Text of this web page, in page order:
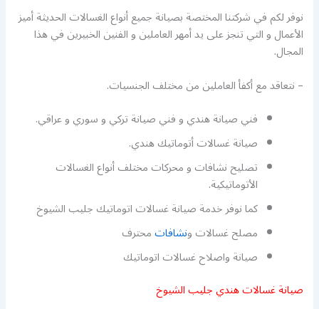
نوفر لكم في شركتنا المختصة بصيانة جميع أنواع الغسالات الحديثة أميز
الأعمال و التي تنجز على يد أمهر العاملين و الفنين الخبيرين في هذا
المجال.
– نتعاقد مع أكفأ العاملين من مختلف الجنسيات.
فني صيانة هندي و فني صيانة تركي و سوري و عراقي.
صيانة غسالات أتوماتيك هندي.
تصليح نشافات و محركات مختلف أنواع الغسالات
الأتوماتيكية.
كما نوفر خدمة صيانة غسالات اتوماتيك جليب الشيوخ
مصلح غسالات ونشافاتمحترف
صيانة واصلاح غسالات اتوماتيك
صيانة غسالات هندي جليب الشيوخ